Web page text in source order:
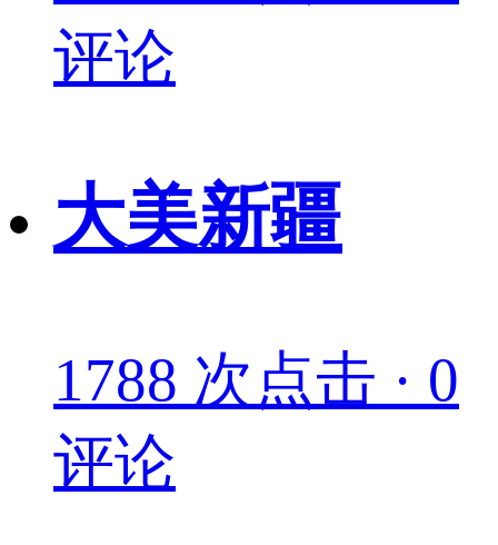
评论
大美新疆
1788 次点击 · 0
评论